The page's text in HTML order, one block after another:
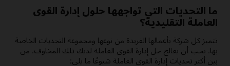
ما التحديات التي تواجهها حلول إدارة القوى
العاملة التقليدية؟
تتميز كل شركة بأعمالها الفريدة من نوعها ومجموعة التحديات الخاصة
بها. يجب أن يعالج حل إدارة القوى العاملة لديك تلك المخاوف. من
بين أكثر تحديات إدارة القوى العاملة شيوعًا ما يلي: